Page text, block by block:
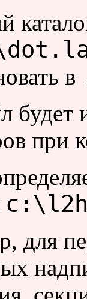
в
при
для